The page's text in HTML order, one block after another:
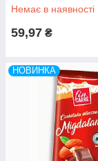
Німеччина
Немає в наявності
59,97 ₴
НОВИНКА